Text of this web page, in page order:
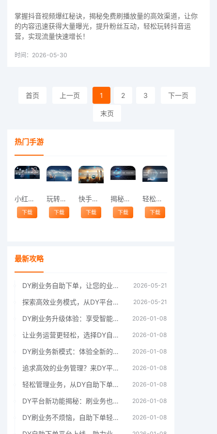
掌握抖音视频爆红秘诀，揭秘免费刷播放量的高效渠道，让你
的内容迅速获得大量曝光，提升粉丝互动，轻松玩转抖音运
营，实现流量快速增长！
时间：2026-05-30
首页 上一页 1 2 3 下一页
末页
热门手游
小红书成长秘籍：如何轻松实现高效涨赞与精
下载
玩转快手，粉丝飙升！掌握这些技巧让你轻松
下载
快手涨粉攻略：作品发布秘籍
下载
揭秘抖音涨粉的六大秘诀，轻松成为网红！
下载
轻松俘获小红书粉丝心：高效涨赞涨粉指南
下载
最新攻略
DY刷业务自助下单，让您的业务运营更上一 2026-05-21
探索高效业务模式，从DY平台的自助下单开 2026-05-21
DY刷业务升级体验：享受智能自助下单的便 2026-01-08
让业务运营更轻松，选择DY自助下单平台。 2026-01-08
DY刷业务新模式：体验全新的自助下单流程 2026-01-08
追求高效的业务管理？来DY平台试试自助下 2026-01-08
轻松管理业务，从DY自助下单平台开始。 2026-01-08
DY平台新功能揭秘：刷业务也能自助下单啦 2026-01-08
DY刷业务不烦恼，自助下单轻松搞定。 2026-01-08